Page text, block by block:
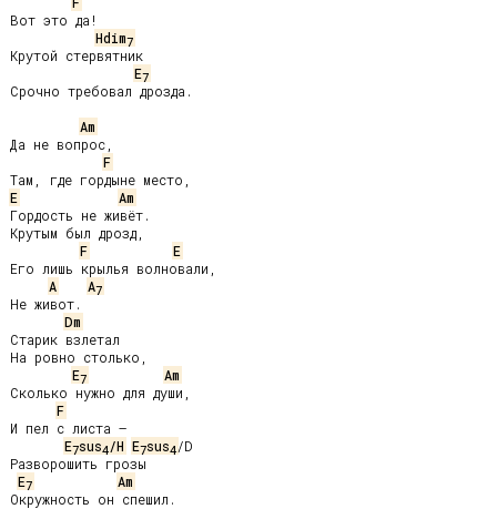
Вот это да!
Hdim7
Крутой стервятник
E7
Срочно требовал дрозда.
Am
Да не вопрос,
F
E
Am
Гордость не живёт.
Крутым был дрозд,
F
E
Его лишь крылья волновали,
A
A7
Не живот.
Dm
Старик взлетал
На ровно столько,
E7
Am
Сколько нужно для души,
F
И пел с листа –
E7sus4/H E7sus4/D
Разворошить грозы
E7
Am
Окружность он спешил.